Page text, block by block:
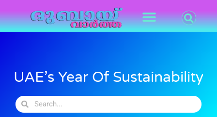
UAE’s Year Of Sustainability